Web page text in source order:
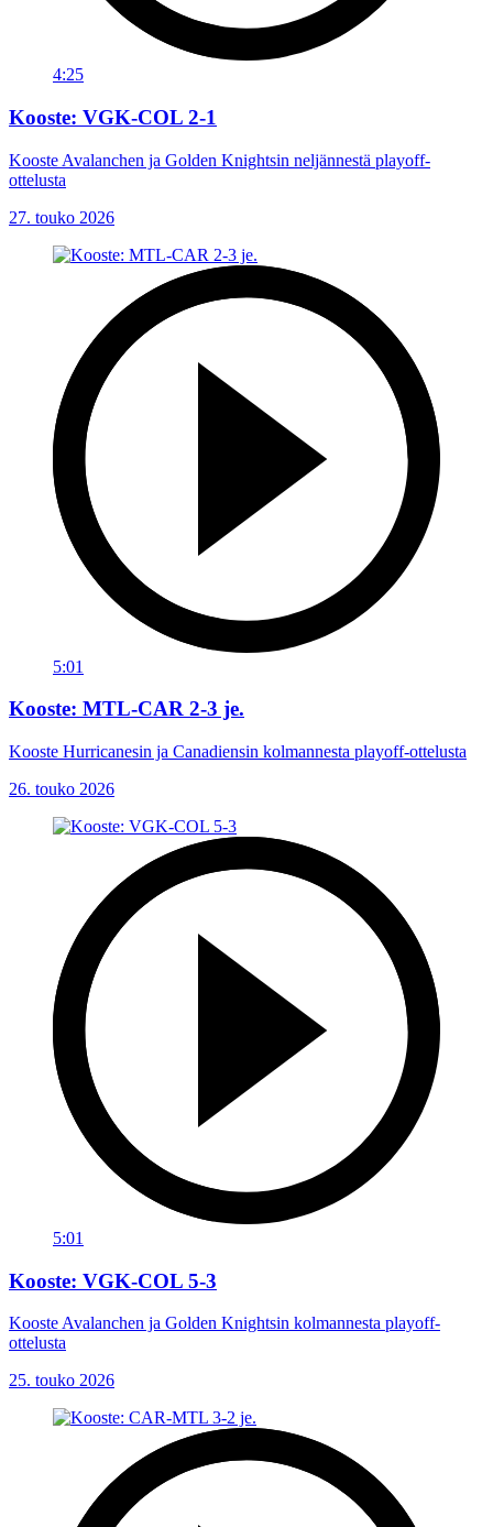
4:25
Kooste: VGK-COL 2-1
Kooste Avalanchen ja Golden Knightsin neljännestä playoff-
ottelusta
27. touko 2026
5:01
Kooste: MTL-CAR 2-3 je.
Kooste Hurricanesin ja Canadiensin kolmannesta playoff-ottelusta
26. touko 2026
5:01
Kooste: VGK-COL 5-3
Kooste Avalanchen ja Golden Knightsin kolmannesta playoff-
ottelusta
25. touko 2026